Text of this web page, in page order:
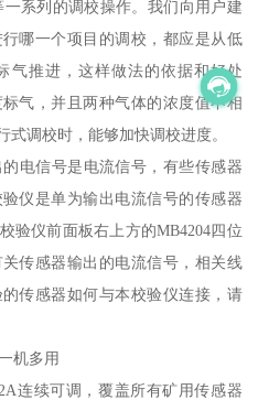
一系列的调校操作。我们向用户建
哪一个项目的调校，都应是从低
气推进，这样做法的依据和好处
气，并且两种气体的浓度值不相
调校时，能够加快调校进度。
电信号是电流信号，有些传感器
仪是单为输出电流信号的传感器
验仪前面板右上方的MB4204四位
传感器输出的电流信号，相关线
传感器如何与本校验仪连接，请
机多用
连续可调，覆盖所有矿用传感器